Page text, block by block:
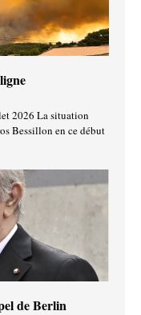
2026 La situation
Bessillon en ce début
de Berlin